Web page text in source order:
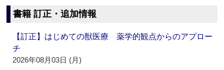
書籍 訂正・追加情報
【訂正】はじめての獣医療 薬学的観点からのアプロー
チ
2026年08月03日 (月)